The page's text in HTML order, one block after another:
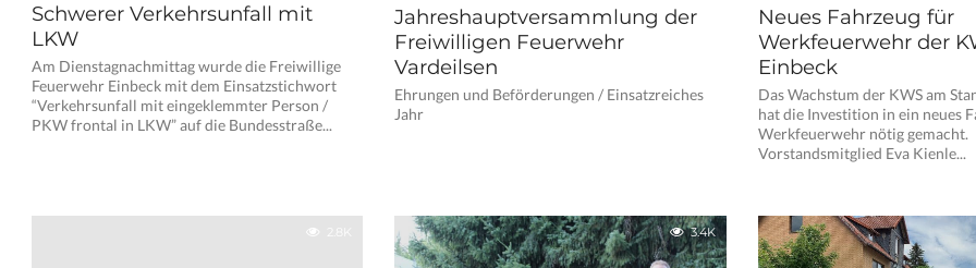
Schwerer Verkehrsunfall mit
LKW
Am Dienstagnachmittag wurde die Freiwillige
Feuerwehr Einbeck mit dem Einsatzstichwort
“Verkehrsunfall mit eingeklemmter Person /
PKW frontal in LKW” auf die Bundesstraße...
Jahreshauptversammlung der
Freiwilligen Feuerwehr
Vardeilsen
Ehrungen und Beförderungen / Einsatzreiches
Jahr
Neues Fahrzeug für
Werkfeuerwehr der
Einbeck
Das Wachstum der KWS am
hat die Investition in ein neues
Werkfeuerwehr nötig gemacht.
Vorstandsmitglied Eva Kienle...
2.8K 3.4K